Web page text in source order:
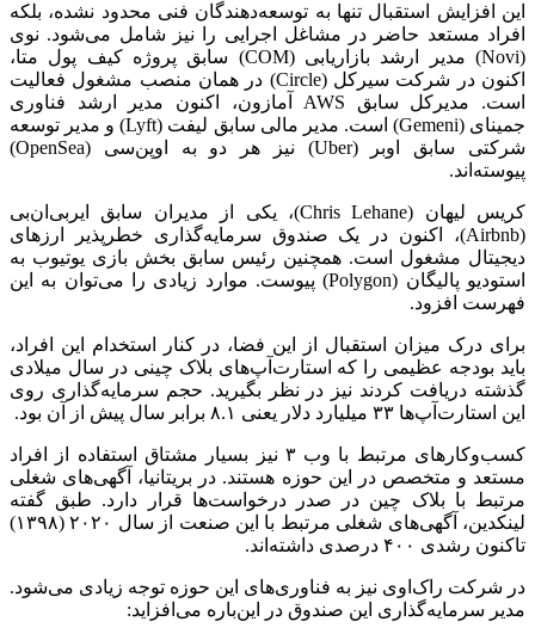
این افزایش استقبال تنها به توسعه‌دهندگان فنی محدود نشده، بلکه
افراد مستعد حاضر در مشاغل اجرایی را نیز شامل می‌شود. نوی
(Novi) مدیر ارشد بازاریابی (COM) سابق پروژه کیف پول متا،
اکنون در شرکت سیرکل (Circle) در همان منصب مشغول فعالیت
است. مدیرکل سابق AWS آمازون، اکنون مدیر ارشد فناوری
جمینای (Gemeni) است. مدیر مالی سابق لیفت (Lyft) و مدیر توسعه
شرکتی سابق اوبر (Uber) نیز هر دو به اوپن‌سی (OpenSea)
پیوسته‌اند.
کریس لیهان (Chris Lehane)، یکی از مدیران سابق ایر‌بی‌ان‌بی
(Airbnb)، اکنون در یک صندوق سرمایه‌گذاری خطرپذیر ارزهای
دیجیتال مشغول است. همچنین رئیس سابق بخش بازی یوتیوب به
استودیو پالیگان (Polygon) پیوست. موارد زیادی را می‌توان به این
فهرست افزود.
برای درک میزان استقبال از این فضا، در کنار استخدام این افراد،
باید بودجه عظیمی را که استارت‌آپ‌های بلاک چینی در سال میلادی
گذشته دریافت کردند نیز در نظر بگیرید. حجم سرمایه‌گذاری روی
این استارت‌آپ‌ها ۳۳ میلیارد دلار یعنی ۸.۱ برابر سال پیش از آن بود.
کسب‌وکارهای مرتبط با وب ۳ نیز بسیار مشتاق استفاده از افراد
مستعد و متخصص در این حوزه هستند. در بریتانیا، آگهی‌های شغلی
مرتبط با بلاک چین در صدر درخواست‌ها قرار دارد. طبق گفته
لینکدین، آگهی‌های شغلی مرتبط با این صنعت از سال ۲۰۲۰ (۱۳۹۸)
تاکنون رشدی ۴۰۰ درصدی داشته‌اند.
در شرکت راک‌اوی نیز به فناوری‌‌های این حوزه توجه زیادی می‌شود.
مدیر سرمایه‌گذاری این صندوق در این‌باره می‌افزاید: